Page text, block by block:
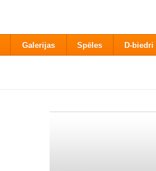
Galerijas Spēles D-biedri